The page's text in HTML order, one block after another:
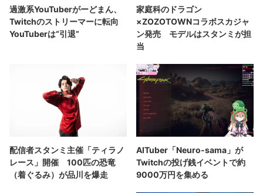
過激系YouTuberがーどまん、
Twitchのストリーマーに転向
YouTuberは“引退”
家庭科のドラゴン
×ZOZOTOWNコラボスカジャ
ン発売 モデルはスタンミが担
当
配信者スタンミ主催「ティラノ
レース」開催 100匹の恐竜
（着ぐるみ）が品川を爆走
AITuber「Neuro-sama」が
Twitchの投げ銭イベントで約
9000万円を集める